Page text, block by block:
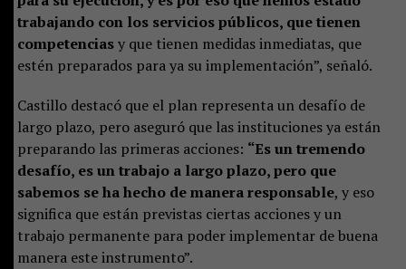
trabajando con los servicios públicos, que tienen
competenciasy que tienen medidas inmediatas, que
estén preparados para ya su implementación”, señaló.
Castillo destacó que el plan representa un desafío de
largo plazo, pero aseguró que las instituciones ya están
preparando las primeras acciones: “Es un tremendo
desafío, es un trabajo a largo plazo, pero que
sabemos se ha hecho de manera responsable, y eso
significa que están previstas ciertas acciones y un
trabajo permanente para poder implementar de buena
manera este instrumento”.